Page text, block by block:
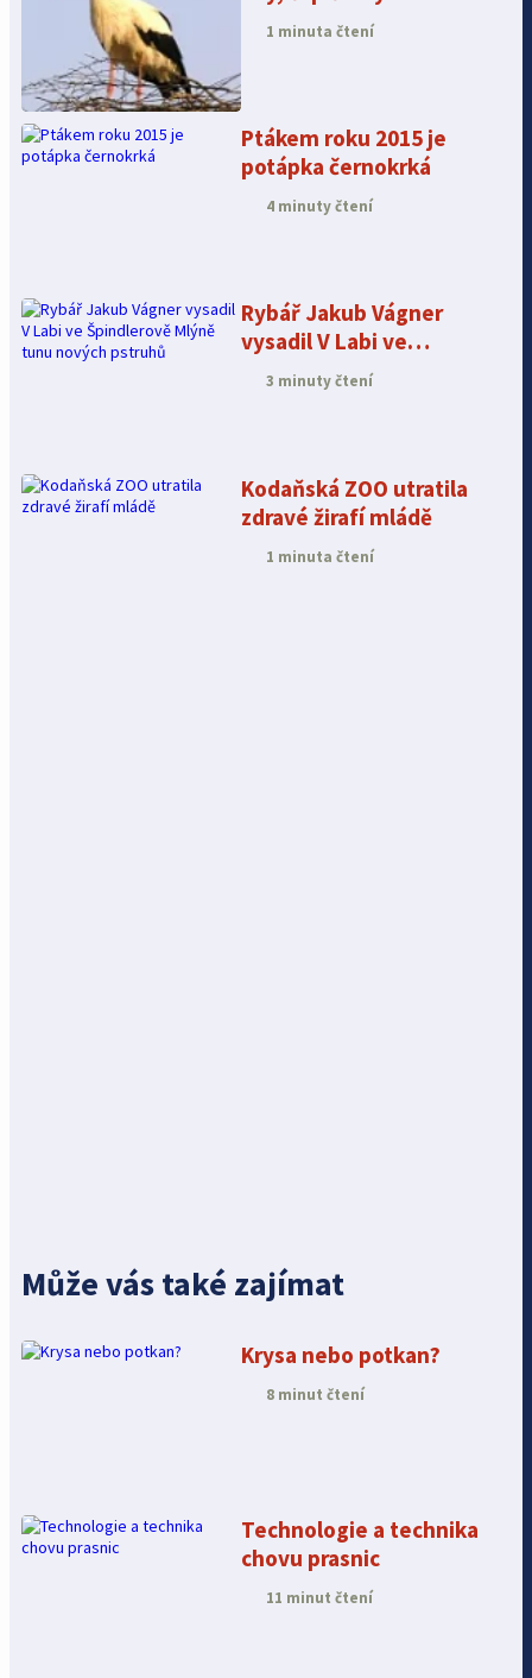
1 minuta čtení
Ptákem roku 2015 je
potápka černokrká
4 minuty čtení
Rybář Jakub Vágner
vysadil V Labi ve
Špindlerově Mlýně tunu
nových pstruhů
3 minuty čtení
Kodaňská ZOO utratila
zdravé žirafí mládě
1 minuta čtení
Může vás také zajímat
Krysa nebo potkan?
8 minut čtení
Technologie a technika
chovu prasnic
11 minut čtení